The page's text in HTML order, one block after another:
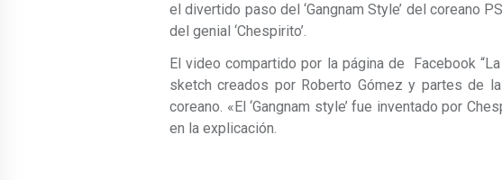
el divertido paso del ‘Gangnam Style’ del coreano
del genial ‘Chespirito’.
El video compartido por la página de Facebook
sketch creados por Roberto Gómez y partes de
coreano. «El ‘Gangnam style’ fue inventado por
en la explicación.